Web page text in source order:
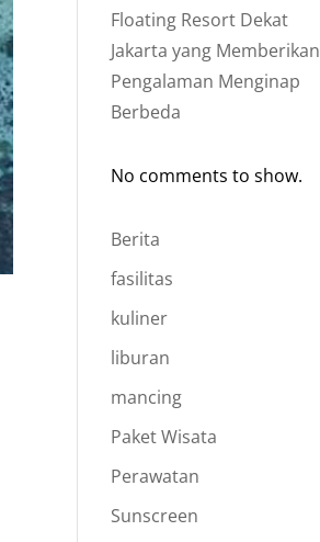
Floating Resort Dekat
Jakarta yang Memberikan
Pengalaman Menginap
Berbeda
No comments to show.
Berita
fasilitas
kuliner
liburan
mancing
Paket Wisata
Perawatan
Sunscreen